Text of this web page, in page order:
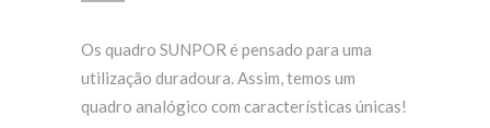
Os quadro SUNPOR é pensado para uma
utilização duradoura. Assim, temos um
quadro analógico com características únicas!